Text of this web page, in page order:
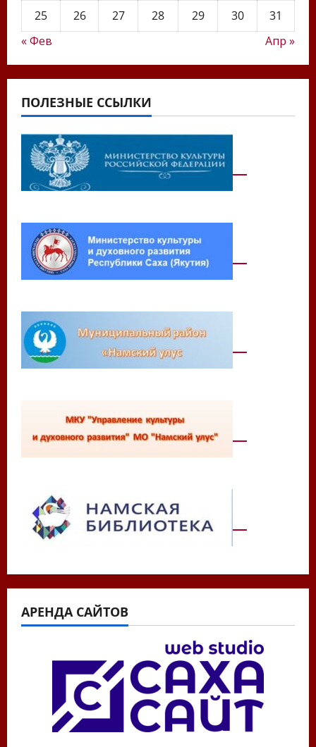
25 26 27 28 29 30
31
« Фев
Апр »
ПОЛЕЗНЫЕ ССЫЛКИ
АРЕНДА САЙТОВ